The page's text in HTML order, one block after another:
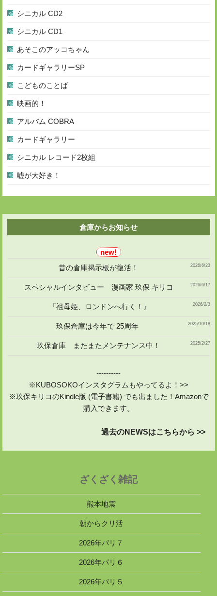
シニカル CD2
シニカル CD1
あそこのアッコちゃん
カードギャラリーSP
こどものことば
映画的！
アルバム COBRA
カードギャラリー
シニカル レコード2枚組
嘘が大好き！
倉庫からお知らせ
昔の倉庫掲示板が復活！ 2026/6/23
スペシャルインタビュー 漫画家 玖保 キリコ 2026/6/17
『祖母姫、ロンドンへ行く！』 2026/2/3
玖保倉庫は今年で 25周年 2025/10/18
玖保倉庫 またまたメンテナンス中！ 2025/2/27
----------
※KUBOSOKOインスタグラムもやってるよ！>>
※玖保キリコのKindle版 (電子書籍) でも出ました！Amazonで
購入できます。
過去のNEWSはこちらから >>
ざくざく雑記
熊本地震
朝からクリ活
2026年パリ７
2026年パリ６
2026年パリ５